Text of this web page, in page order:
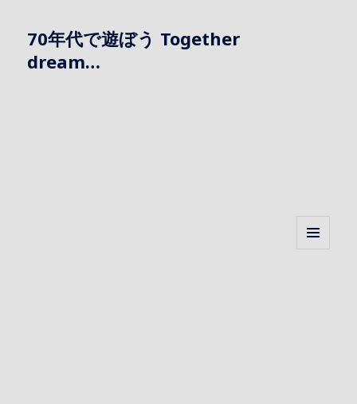
70年代で遊ぼう Together
dream…